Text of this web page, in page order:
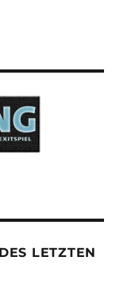
LETZTEN